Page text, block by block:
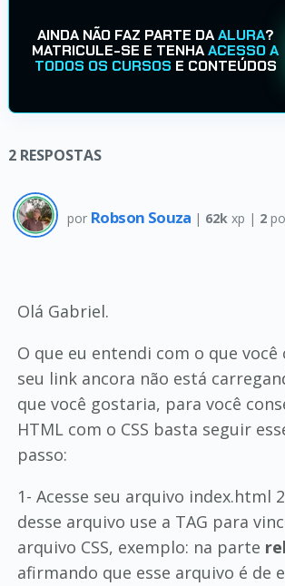
AINDA NÃO FAZ PARTE DAALURA?
MATRICULE-SE E TENHAACESSO A
TODOS OS CURSOS E CONTEÚDOS
2 RESPOSTAS
por Robson Souza | 62k xp | 2
Olá Gabriel.
O que eu entendi com o que você
seu link ancora não está
que você gostaria, para você
HTML com o CSS basta seguir
passo:
1- Acesse seu arquivo index.html
desse arquivo use a TAG para
arquivo CSS, exemplo: na parte rel
afirmando que esse arquivo é de